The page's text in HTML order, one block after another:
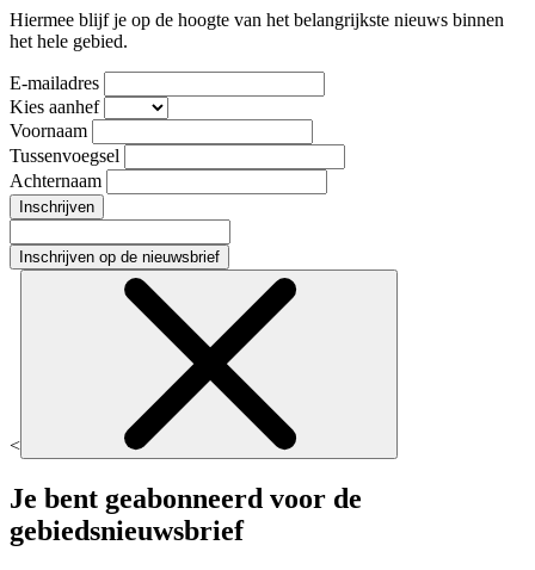
Hiermee blijf je op de hoogte van het belangrijkste nieuws binnen
het hele gebied.
E-mailadres
Kies aanhef
Voornaam
Tussenvoegsel
Achternaam
Inschrijven
Inschrijven op de nieuwsbrief
<
Je bent geabonneerd voor de
gebiedsnieuwsbrief